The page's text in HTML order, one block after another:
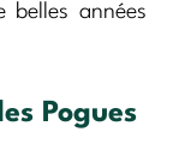
belles années
Pogues